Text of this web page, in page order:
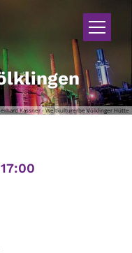
Kassner - Weltkulturerbe Völklinger Hütte